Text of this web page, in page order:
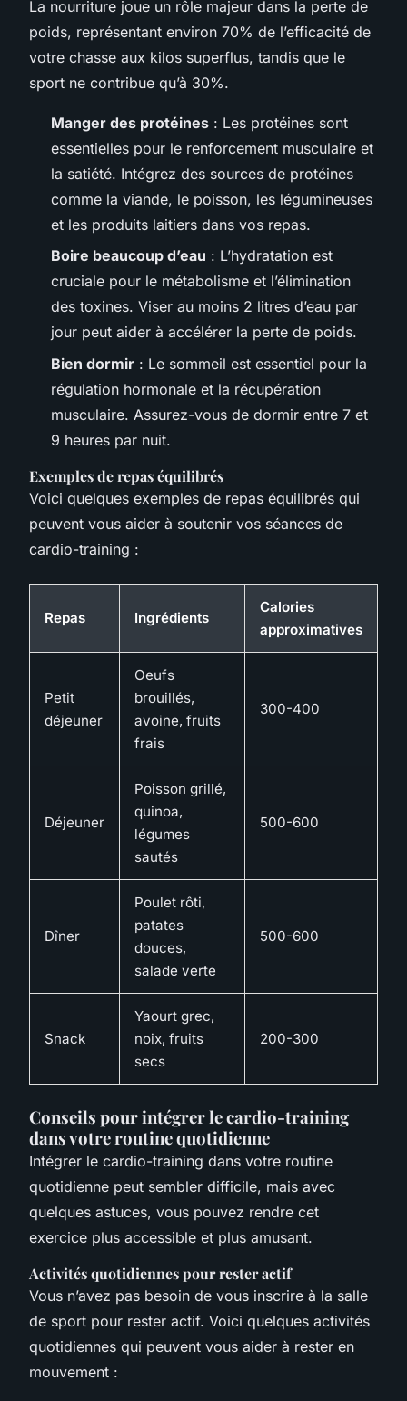
La nourriture joue un rôle majeur dans la perte de
poids, représentant environ 70% de l’efficacité de
votre chasse aux kilos superflus, tandis que le
sport ne contribue qu’à 30%.
Manger des protéines : Les protéines sont
essentielles pour le renforcement musculaire et
la satiété. Intégrez des sources de protéines
comme la viande, le poisson, les légumineuses
et les produits laitiers dans vos repas.
Boire beaucoup d’eau : L’hydratation est
cruciale pour le métabolisme et l’élimination
des toxines. Viser au moins 2 litres d’eau par
jour peut aider à accélérer la perte de poids.
Bien dormir : Le sommeil est essentiel pour la
régulation hormonale et la récupération
musculaire. Assurez-vous de dormir entre 7 et
9 heures par nuit.
Exemples de repas équilibrés
Voici quelques exemples de repas équilibrés qui
peuvent vous aider à soutenir vos séances de
cardio-training :
Repas Ingrédients
Calories
approximatives
Petit
déjeuner
Oeufs
brouillés,
avoine, fruits
frais
300-400
Déjeuner
Poisson grillé,
quinoa,
légumes
sautés
500-600
Dîner
Poulet rôti,
patates
douces,
salade verte
500-600
Snack
Yaourt grec,
noix, fruits
secs
200-300
Conseils pour intégrer le cardio-training
dans votre routine quotidienne
Intégrer le cardio-training dans votre routine
quotidienne peut sembler difficile, mais avec
quelques astuces, vous pouvez rendre cet
exercice plus accessible et plus amusant.
Activités quotidiennes pour rester actif
Vous n’avez pas besoin de vous inscrire à la salle
de sport pour rester actif. Voici quelques activités
quotidiennes qui peuvent vous aider à rester en
mouvement :